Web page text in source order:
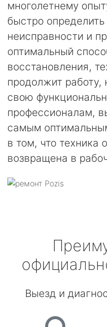
многолетнему
быстро
неисправности и
оптимальный
восстановления,
продолжит работу,
свою
профессионалам,
самым
в том, что техника
возвращена в
Выезд и